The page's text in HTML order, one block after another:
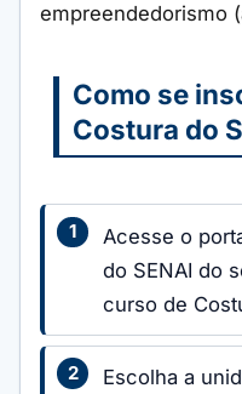
empreendedorismo
Como se
Costura do
Acesse o
do SENAI do
curso de
Escolha a